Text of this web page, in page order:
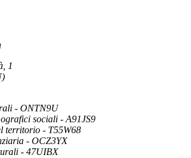
1
- ONTN9U
sociali - A91JS9
territorio - T55W68
- OCZ3YX
- 47UIBX